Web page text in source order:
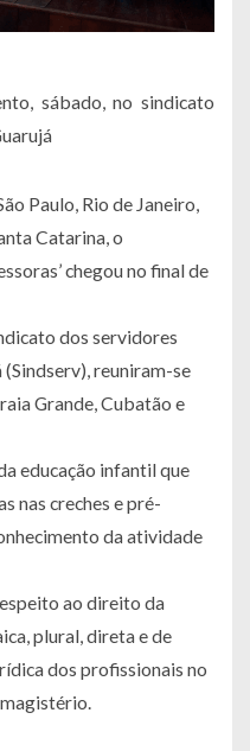
sábado, no sindicato
Paulo, Rio de Janeiro,
Catarina, o
chegou no final de
dos servidores
reuniram-se
Grande, Cubatão e
educação infantil que
nas creches e pré-
da atividade
ao direito da
plural, direta e de
dos profissionais no